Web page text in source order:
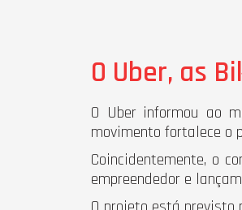
O Uber, as
O Uber informou ao
movimento fortalece o
Coincidentemente, o
empreendedor e